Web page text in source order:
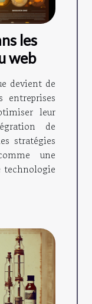
les
web
devient de
entreprises
leur
de
stratégies
une
technologie